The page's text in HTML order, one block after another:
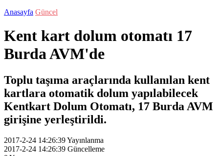
Anasayfa Güncel
Kent kart dolum otomatı 17
Burda AVM'de
Toplu taşıma araçlarında kullanılan kent
kartlara otomatik dolum yapılabilecek
Kentkart Dolum Otomatı, 17 Burda AVM
girişine yerleştirildi.
2017-2-24 14:26:39Yayınlanma
2017-2-24 14:26:39 Güncelleme